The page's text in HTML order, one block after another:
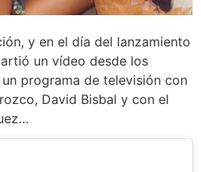
y en el día del lanzamiento
un vídeo desde los
programa de televisión con
David Bisbal y con el